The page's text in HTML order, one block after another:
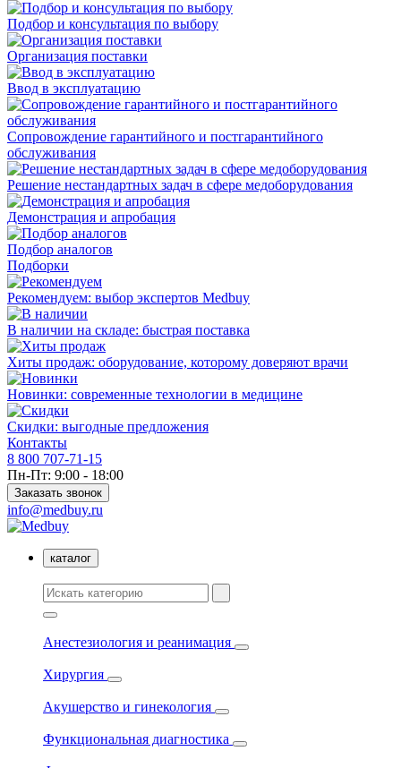
Подбор и консультация по выбору
Организация поставки
Ввод в эксплуатацию
Сопровождение гарантийного и постгарантийного
обслуживания
Решение нестандартных задач в сфере медоборудования
Демонстрация и апробация
Подбор аналогов
Подборки
Рекомендуем: выбор экспертов Medbuy
В наличии на складе: быстрая поставка
Хиты продаж: оборудование, которому доверяют врачи
Новинки: современные технологии в медицине
Скидки: выгодные предложения
Контакты
8 800 707-71-15
Пн-Пт: 9:00 - 18:00
Заказать звонок
info@medbuy.ru
каталог
Анестезиология и реанимация
Хирургия
Акушерство и гинекология
Функциональная диагностика